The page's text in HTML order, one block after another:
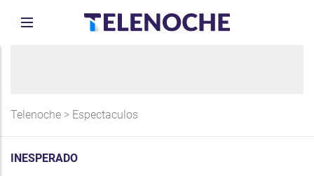
Telenoche > Espectaculos
INESPERADO